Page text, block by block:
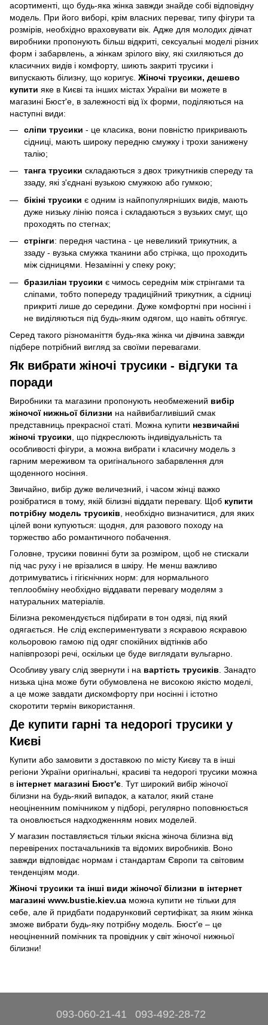
асортименті, що будь-яка жінка завжди знайде собі відповідну
модель. При його виборі, крім власних переваг, типу фігури та
розмірів, необхідно враховувати вік. Адже для молодих дівчат
виробники пропонують більш відкриті, сексуальні моделі різних
форм і забарвлень, а жінкам зрілого віку, які схиляються до
класичних видів і комфорту, шиють закриті трусики і
випускають білизну, що коригує. Жіночі трусики, дешево
купити яке в Києві та інших містах України ви можете в
магазині Бюст'е, в залежності від їх форми, поділяються на
наступні види:
сліпи трусики - це класика, вони повністю прикривають
сідниці, мають широку передню смужку і трохи занижену
талію;
танга трусики складаються з двох трикутників спереду та
ззаду, які з'єднані вузькою смужкою або гумкою;
бікіні трусики є одним із найпопулярніших видів, мають
дуже низьку лінію пояса і складаються з вузьких смуг, що
проходять по стегнах;
стрінги: передня частина - це невеликий трикутник, а
ззаду - вузька смужка тканини або стрічка, що проходить
між сідницями. Незамінні у спеку року;
бразиліан трусики є чимось середнім між стрінгами та
сліпами, тобто попереду традиційний трикутник, а сідниці
прикриті лише до середини. Дуже комфортні при носінні і
не виділяються під будь-яким одягом, що навіть обтягує.
Серед такого різноманіття будь-яка жінка чи дівчина завжди
підбере потрібний вигляд за своїми перевагами.
Як вибрати жіночі трусики - відгуки та
поради
Виробники та магазини пропонують необмежений вибір
жіночої нижньої білизни на найвибагливіший смак
представниць прекрасної статі. Можна купити незвичайні
жіночі трусики , що підкреслюють індивідуальність та
особливості фігури, а можна вибрати і класичну модель з
гарним мереживом та оригінального забарвлення для
щоденного носіння.
Звичайно, вибір дуже величезний, і часом жінці важко
розібратися в тому, якій білизні віддати перевагу. Щоб купити
потрібну модель трусиків , необхідно визначитися, для яких
цілей вони купуються: щодня, для разового походу на
торжество або романтичного побачення.
Головне, трусики повинні бути за розміром, щоб не стискали
під час руху і не врізалися в шкіру. Не менш важливо
дотримуватись і гігієнічних норм: для нормального
теплообміну необхідно віддавати перевагу моделям з
натуральних матеріалів.
Білизна рекомендується підбирати в тон одязі, під який
одягається. Не слід експериментувати з яскравою яскравою
кольоровою гамою під одяг спокійних відтінків або
напівпрозорі речі, оскільки це буде виглядати вульгарно.
Особливу увагу слід звернути і на вартість трусиків . Занадто
низька ціна може бути обумовлена ​​не високою якістю моделі,
а це може завдати дискомфорту при носінні і істотно
скоротити термін використання.
Де купити гарні та недорогі трусики у
Києві
Купити або замовити з доставкою по місту Києву та в інші
регіони України оригінальні, красиві та недорогі трусики можна
в інтернет магазині Бюст'є . Тут широкий вибір жіночої
білизни на будь-який випадок, а каталог, який стане
неоціненним помічником у підборі, регулярно поповнюється
та оновлюється надходженням нових моделей.
У магазин поставляється тільки якісна жіноча білизна від
перевірених постачальників та відомих виробників. Воно
завжди відповідає нормам і стандартам Європи та світовим
тенденціям моди.
Жіночі трусики та інші види жіночої білизни в інтернет
магазині www.bustie.kiev.ua можна купити не тільки для
себе, але й придбати подарунковий сертифікат, за яким жінка
зможе вибрати будь-яку потрібну модель. Бюст'е – це
неоціненний помічник та провідник у світ жіночої нижньої
білизни!
093-060-21-41 093-492-28-72